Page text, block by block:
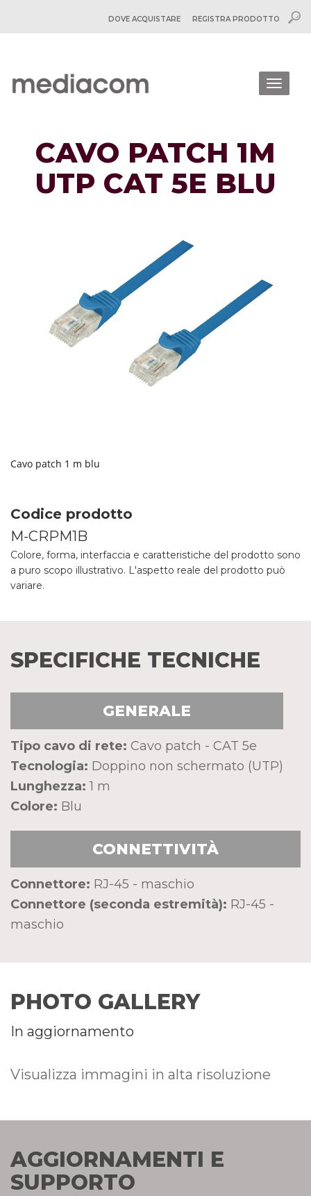
DOVE ACQUISTARE REGISTRA PRODOTTO
CAVO PATCH 1M
UTP CAT 5E BLU
Cavo patch 1 m blu
Codice prodotto
M-CRPM1B
Colore, forma, interfaccia e caratteristiche del prodotto sono
a puro scopo illustrativo. L'aspetto reale del prodotto può
variare.
SPECIFICHE TECNICHE
GENERALE
Tipo cavo di rete: Cavo patch - CAT 5e
Tecnologia: Doppino non schermato (UTP)
Lunghezza: 1 m
Colore: Blu
CONNETTIVITÀ
Connettore: RJ-45 - maschio
Connettore (seconda estremità): RJ-45 -
maschio
PHOTO GALLERY
In aggiornamento
Visualizza immagini in alta risoluzione
AGGIORNAMENTI E
SUPPORTO